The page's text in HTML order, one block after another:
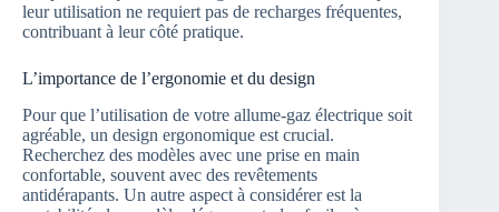
leur utilisation ne requiert pas de recharges fréquentes,
contribuant à leur côté pratique.
L’importance de l’ergonomie et du design
Pour que l’utilisation de votre allume-gaz électrique soit
agréable, un design ergonomique est crucial.
Recherchez des modèles avec une prise en main
confortable, souvent avec des revêtements
antidérapants. Un autre aspect à considérer est la